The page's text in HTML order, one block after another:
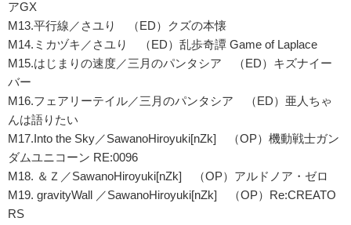
アGX
M13.平行線／さユり （ED）クズの本懐
M14.ミカヅキ／さユり （ED）乱歩奇譚 Game of Laplace
M15.はじまりの速度／三月のパンタシア （ED）キズナイー
バー
M16.フェアリーテイル／三月のパンタシア （ED）亜人ちゃ
んは語りたい
M17.Into the Sky／SawanoHiroyuki[nZk] （OP）機動戦士ガン
ダムユニコーン RE:0096
M18. ＆Ｚ／SawanoHiroyuki[nZk] （OP）アルドノア・ゼロ
M19. gravityWall ／SawanoHiroyuki[nZk] （OP）Re:CREATO
RS